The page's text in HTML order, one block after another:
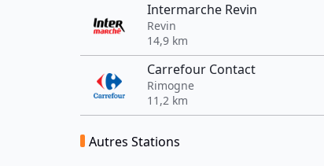
Intermarche Revin
Revin
14,9 km
Carrefour Contact
Rimogne
11,2 km
Autres Stations